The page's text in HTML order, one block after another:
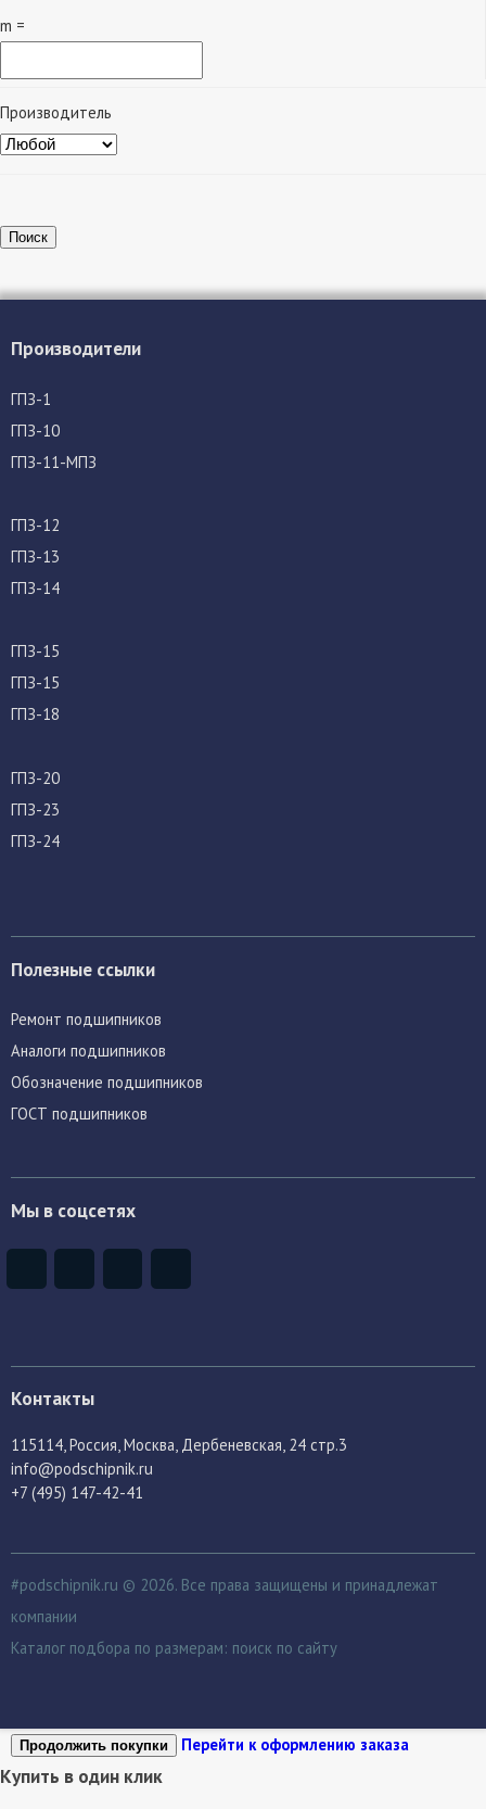
m =
Производитель
Поиск
Производители
ГПЗ-1
ГПЗ-10
ГПЗ-11-МПЗ
ГПЗ-12
ГПЗ-13
ГПЗ-14
ГПЗ-15
ГПЗ-15
ГПЗ-18
ГПЗ-20
ГПЗ-23
ГПЗ-24
Полезные ссылки
Ремонт подшипников
Аналоги подшипников
Обозначение подшипников
ГОСТ подшипников
Мы в соцсетях
Контакты
115114 , Россия, Москва, Дербеневская, 24 стр.3
info@podschipnik.ru
+7 (495) 147-42-41
#podschipnik.ru © 2026. Все права защищены и принадлежат
компании
Каталог подбора по размерам: поиск по сайту
Продолжить покупки Перейти к оформлению заказа
Купить в один клик